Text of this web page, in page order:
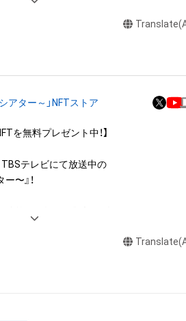
の知的財産権(それらの権利を取得し、又
る方、著作隣接権の権利者またはその管理
ムに関する創作物にかかる知的財産権を有
意なしに、上記の「本アイテムの保有者が
ル、リバースエンジニアリングを含みますが
アター～」NFTストア
を無料プレゼント中！】
テレビにて放送中の
〜』！
化して視聴者の皆さんに無料でプレゼ